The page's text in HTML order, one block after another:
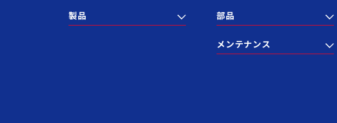
製品 部品
メンテナンス